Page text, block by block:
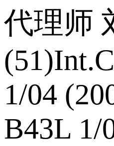
代理师
1/04
B43L 1/